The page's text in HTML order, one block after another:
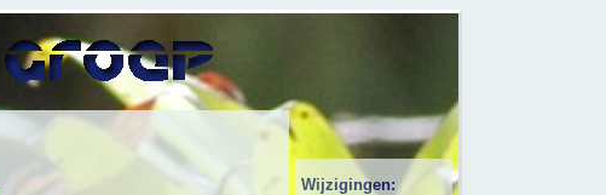
Wijzigingen: